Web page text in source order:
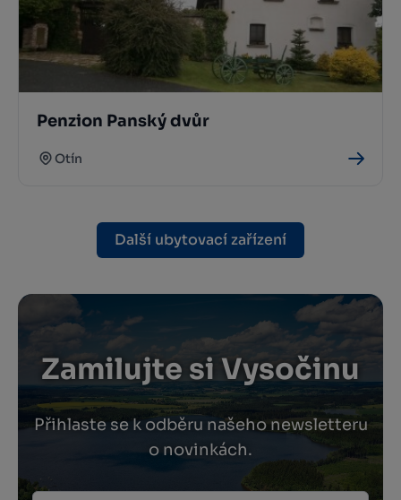
Penzion Panský dvůr
Otín
Další ubytovací zařízení
Zamilujte si Vysočinu
Přihlaste se k odběru našeho newsletteru
o novinkách.